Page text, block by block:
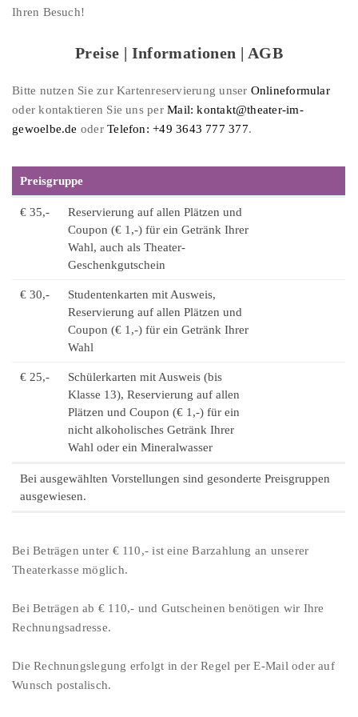
Ihren Besuch!
Preise | Informationen | AGB
Bitte nutzen Sie zur Kartenreservierung unser Onlineformular
oder kontaktieren Sie uns perMail: kontakt@theater-im-
gewoelbe.de oderTelefon: +49 3643 777 377.
Preisgruppe
€ 35,-
Reservierung auf allen Plätzen und
Coupon (€ 1,-) für ein Getränk Ihrer
Wahl, auch als Theater-
Geschenkgutschein
€ 30,-
Studentenkarten mit Ausweis,
Reservierung auf allen Plätzen und
Coupon (€ 1,-) für ein Getränk Ihrer
Wahl
€ 25,-
Schülerkarten mit Ausweis (bis
Klasse 13), Reservierung auf allen
Plätzen und Coupon (€ 1,-) für ein
nicht alkoholisches Getränk Ihrer
Wahl oder ein Mineralwasser
Bei ausgewählten Vorstellungen sind gesonderte Preisgruppen
ausgewiesen.
Bei Beträgen unter € 110,- ist eine Barzahlung an unserer
Theaterkasse möglich.
Bei Beträgen ab € 110,- und Gutscheinen benötigen wir Ihre
Rechnungsadresse.
Die Rechnungslegung erfolgt in der Regel per E-Mail oder auf
Wunsch postalisch.